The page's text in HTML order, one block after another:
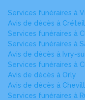
Services funéraires à
Avis de décès à Créteil
Services funéraires à
Services funéraires à
Avis de décès à Ivry-
Services funéraires à
Avis de décès à Orly
Avis de décès à
Services funéraires à